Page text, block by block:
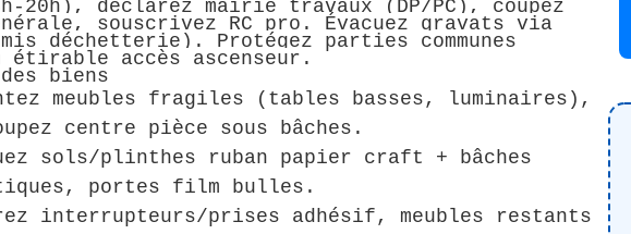
20h), déclarez mairie travaux (DP/PC), coupez
souscrivez RC pro. Évacuez gravats via
déchetterie). Protégez parties communes
étirable accès ascenseur.
biens
meubles fragiles (tables basses, luminaires),
centre pièce sous bâches.
sols/plinthes ruban papier craft + bâches
portes film bulles.
interrupteurs/prises adhésif, meubles restants